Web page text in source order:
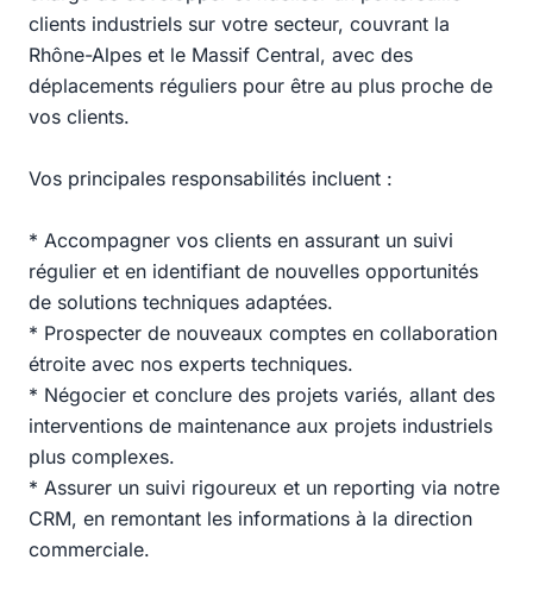
clients industriels sur votre secteur, couvrant la
Rhône-Alpes et le Massif Central, avec des
déplacements réguliers pour être au plus proche de
vos clients.
Vos principales responsabilités incluent :
* Accompagner vos clients en assurant un suivi
régulier et en identifiant de nouvelles opportunités
de solutions techniques adaptées.
* Prospecter de nouveaux comptes en collaboration
étroite avec nos experts techniques.
* Négocier et conclure des projets variés, allant des
interventions de maintenance aux projets industriels
plus complexes.
* Assurer un suivi rigoureux et un reporting via notre
CRM, en remontant les informations à la direction
commerciale.